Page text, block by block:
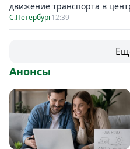
движение транспорта в
С.Петербург12:39
Анонсы